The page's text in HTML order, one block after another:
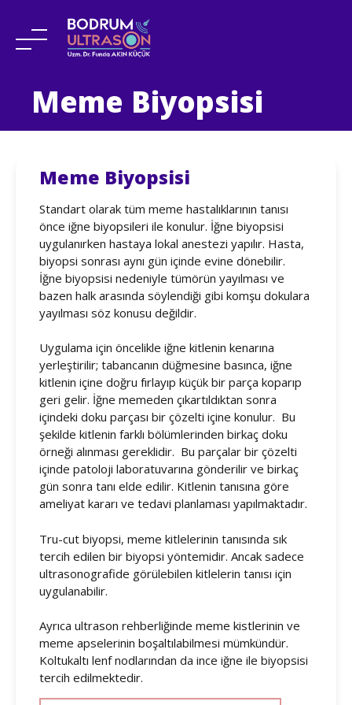
Meme Biyopsisi
Meme Biyopsisi
Standart olarak tüm meme hastalıklarının tanısı
önce iğne biyopsileri ile konulur. İğne biyopsisi
uygulanırken hastaya lokal anestezi yapılır. Hasta,
biyopsi sonrası aynı gün içinde evine dönebilir.
İğne biyopsisi nedeniyle tümörün yayılması ve
bazen halk arasında söylendiği gibi komşu dokulara
yayılması söz konusu değildir.
Uygulama için öncelikle iğne kitlenin kenarına
yerleştirilir; tabancanın düğmesine basınca, iğne
kitlenin içine doğru fırlayıp küçük bir parça koparıp
geri gelir. İğne memeden çıkartıldıktan sonra
içindeki doku parçası bir çözelti içine konulur. Bu
şekilde kitlenin farklı bölümlerinden birkaç doku
örneği alınması gereklidir. Bu parçalar bir çözelti
içinde patoloji laboratuvarına gönderilir ve birkaç
gün sonra tanı elde edilir. Kitlenin tanısına göre
ameliyat kararı ve tedavi planlaması yapılmaktadır.
Tru-cut biyopsi, meme kitlelerinin tanısında sık
tercih edilen bir biyopsi yöntemidir. Ancak sadece
ultrasonografide görülebilen kitlelerin tanısı için
uygulanabilir.
Ayrıca ultrason rehberliğinde meme kistlerinin ve
meme apselerinin boşaltılabilmesi mümkündür.
Koltukaltı lenf nodlarından da ince iğne ile biyopsisi
tercih edilmektedir.